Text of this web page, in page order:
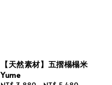
【天然素材】五摺榻榻米
Yume